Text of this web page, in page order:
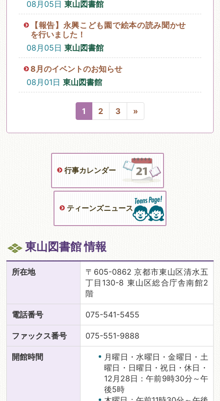
08月05日 東山図書館
【報告】永興こども園で絵本の読み聞かせ
を行いました！
08月05日 東山図書館
8月のイベントのお知らせ
08月01日 東山図書館
1 2 3 »
行事カレンダー
ティーンズニュース
東山図書館 情報
所在地
〒605-0862 京都市東山区清水五
丁目130-8 東山区総合庁舎南館2
階
電話番号 075-541-5455
ファックス番号 075-551-9888
開館時間
月曜日・水曜日・金曜日・土
曜日・日曜日・祝日・休日・
12月28日：午前9時30分～午
後5時